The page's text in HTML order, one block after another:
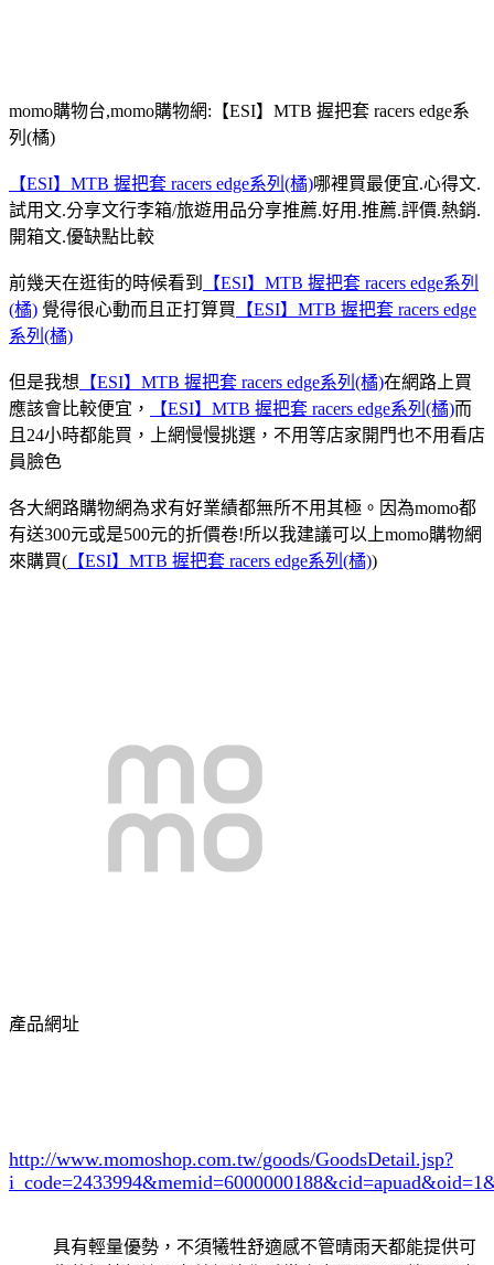
momo購物台,momo購物網:【ESI】MTB 握把套 racers edge系
列(橘)
【ESI】MTB 握把套 racers edge系列(橘)哪裡買最便宜.心得文.
試用文.分享文行李箱/旅遊用品分享推薦.好用.推薦.評價.熱銷.
開箱文.優缺點比較
前幾天在逛街的時候看到
【ESI】MTB 握把套 racers edge系列
(橘) 覺得很心動而且正打算買 【ESI】MTB 握把套 racers edge
系列(橘)
但是我想 【ESI】MTB 握把套 racers edge系列(橘)在網路上買
應該會比較便宜，
【ESI】MTB 握把套 racers edge系列(橘)而
且24小時都能買，上網慢慢挑選，不用等店家開門也不用看店
員臉色
各大網路購物網為求有好業績都無所不用其極。因為momo都
有送300元或是500元的折價卷!所以我建議可以上momo購物網
來購買( 【ESI】MTB 握把套 racers edge系列(橘))
產品網址
http://www.momoshop.com.tw/goods/GoodsDetail.jsp?
i_code=2433994
具有輕量優勢，不須犧牲舒適感不管晴雨天都能提供可